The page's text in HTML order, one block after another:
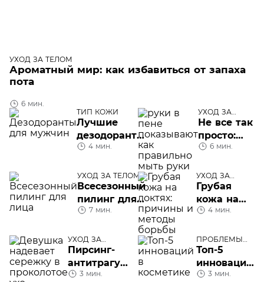
УХОД ЗА ТЕЛОМ
Ароматный мир: как избавиться от запаха
пота
6 мин.
ТИП КОЖИ
Лучшие
дезодоранты
для мужчин
4 мин.
УХОД ЗА
ТЕЛОМ
Не все так
просто:
как
мыть руки
6 мин.
УХОД ЗА ТЕЛОМ
Всесезонный
пилинг для
лица: виды,
преимущества,
правила
проведения
7 мин.
УХОД ЗА
ТЕЛОМ
Грубая
кожа на
локтях:
методы
борьбы
4 мин.
УХОД ЗА
ТЕЛОМ
Пирсинг-
антитрагус:
сколько
3 мин.
ПРОБЛЕМЫ
КОЖИ ЛИЦА
Топ-5
инноваций
в
3 мин.